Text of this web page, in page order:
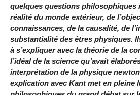
quelques questions philosophiques
réalité du monde extérieur, de
connaissances, de la causalité, de
substantialité des êtres physiques.
à s’expliquer avec la théorie de la
l’idéal de la science qu’avait
interprétation de la physique
explication avec Kant met en pleine